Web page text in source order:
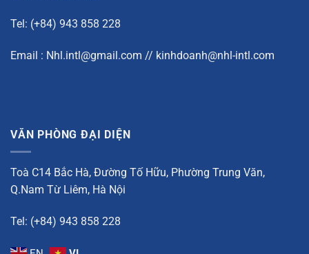
Tel: (+84) 943 858 228
Email : Nhl.intl@gmail.com // kinhdoanh@nhl-intl.com
VĂN PHÒNG ĐẠI DIỆN
Toà C14 Bắc Hà, Đường Tố Hữu, Phường Trung Văn,
Q.Nam Từ Liêm, Hà Nội
Tel: (+84) 943 858 228